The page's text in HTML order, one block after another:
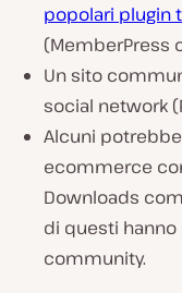
popolari plugin
(MemberPress
Un sito
social network
Alcuni
ecommerce
Downloads
di questi
community.